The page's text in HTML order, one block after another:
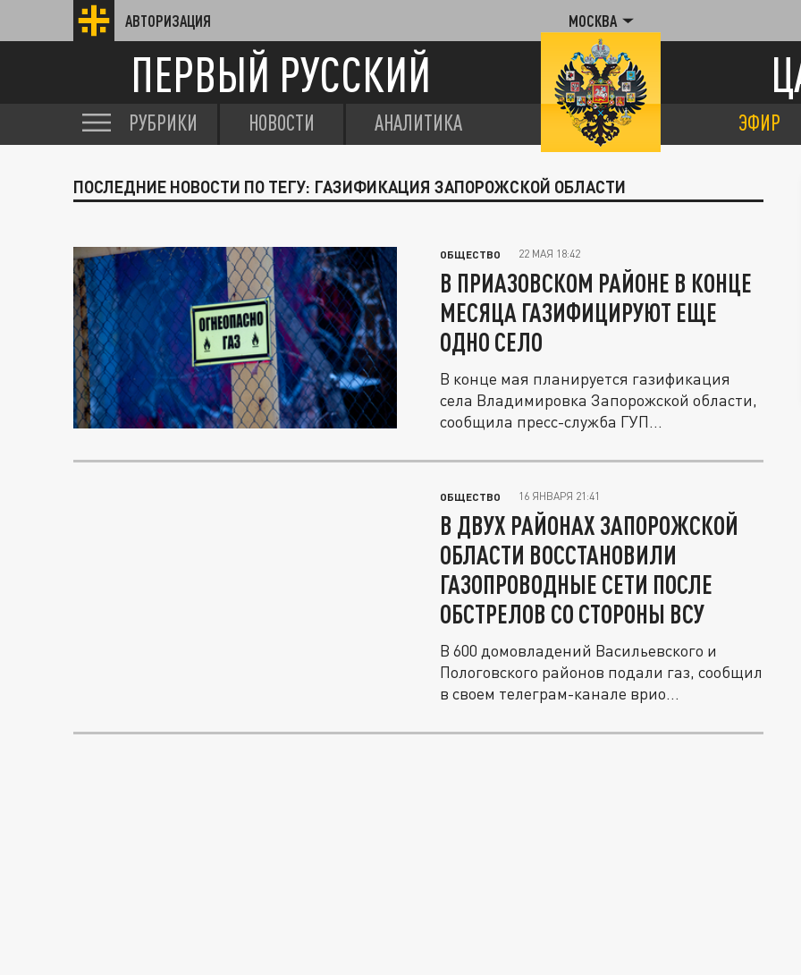
АВТОРИЗАЦИЯ МОСКВА
ПЕРВЫЙ РУССКИЙ
РУБРИКИ НОВОСТИ АНАЛИТИКА ЭФИР
ПОСЛЕДНИЕ НОВОСТИ ПО ТЕГУ: ГАЗИФИКАЦИЯ ЗАПОРОЖСКОЙ ОБЛАСТИ
ОБЩЕСТВО 22 МАЯ 18:42
В ПРИАЗОВСКОМ РАЙОНЕ В КОНЦЕ
МЕСЯЦА ГАЗИФИЦИРУЮТ ЕЩЕ
ОДНО СЕЛО
В конце мая планируется газификация
села Владимировка Запорожской области,
сообщила пресс-служба ГУП...
ОБЩЕСТВО 16 ЯНВАРЯ 21:41
В ДВУХ РАЙОНАХ ЗАПОРОЖСКОЙ
ОБЛАСТИ ВОССТАНОВИЛИ
ГАЗОПРОВОДНЫЕ СЕТИ ПОСЛЕ
ОБСТРЕЛОВ СО СТОРОНЫ ВСУ
В 600 домовладений Васильевского и
Пологовского районов подали газ, сообщил
в своем телеграм-канале врио...